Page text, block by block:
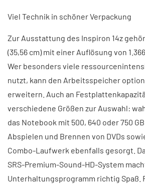
Viel Technik in schöner Verpackung
Zur Ausstattung des Inspiron 14z
(35,56 cm) mit einer Auflösung von
Wer besonders viele
nutzt, kann den Arbeitsspeicher
erweitern. Auch an
verschiedene Größen zur Auswahl:
das Notebook mit 500, 640 oder 750
Abspielen und Brennen von DVDs
Combo-Laufwerk ebenfalls gesorgt.
SRS-Premium-Sound-HD-System
Unterhaltungsprogramm richtig Spaß.